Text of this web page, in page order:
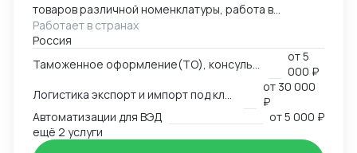
товаров различной номенклатуры, работа в
компаниях - таможенного перевозчика и
таможенного представителя, владельца склада
временного хранения и таможенного
Работает в странах
Россия
от5
000 ₽
от 30 000
₽
Автоматизации для ВЭД
от5 000 ₽
ещё 2 услуги